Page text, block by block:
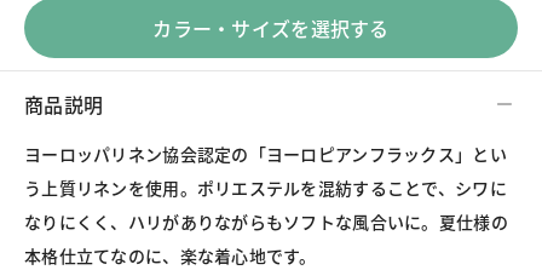
カラー・サイズを選択する
商品説明
ヨーロッパリネン協会認定の「ヨーロピアンフラックス」とい
う上質リネンを使用。ポリエステルを混紡することで、シワに
なりにくく、ハリがありながらもソフトな風合いに。夏仕様の
本格仕立てなのに、楽な着心地です。